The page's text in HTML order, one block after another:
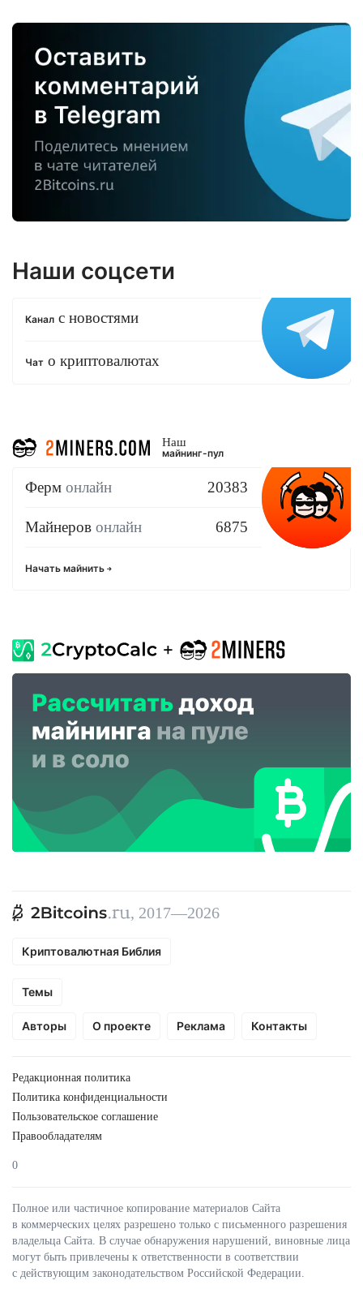
Наши соцсети
Канал с новостями
Чат о криптовалютах
Наш
майнинг-пул
Ферм онлайн 20383
Майнеров онлайн 6875
Начать майнить
, 2017—2026
Криптовалютная Библия
Темы
Авторы О проекте Реклама Контакты
Редакционная политика
Политика конфиденциальности
Пользовательское соглашение
Правообладателям
0
Полное или частичное копирование материалов Сайта
в коммерческих целях разрешено только с письменного разрешения
владельца Сайта. В случае обнаружения нарушений, виновные лица
могут быть привлечены к ответственности в соответствии
с действующим законодательством Российской Федерации.